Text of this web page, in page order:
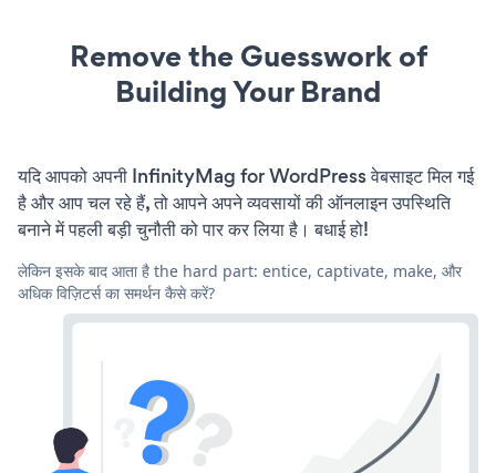
Remove the Guesswork of
Building Your Brand
यदि आपको अपनी InfinityMag for WordPress वेबसाइट मिल गई
है और आप चल रहे हैं, तो आपने अपने व्यवसायों की ऑनलाइन उपस्थिति
बनाने में पहली बड़ी चुनौती को पार कर लिया है। बधाई हो!
लेकिन इसके बाद आता है the hard part: entice, captivate, make, और
अधिक विज़िटर्स का समर्थन कैसे करें?